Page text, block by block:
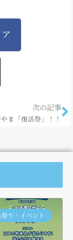
次の記事
ま「復活祭」！！
祭り・イベント